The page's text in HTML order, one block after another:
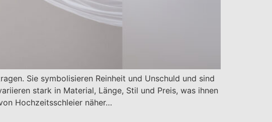
Sie symbolisieren Reinheit und Unschuld und sind
stark in Material, Länge, Stil und Preis, was ihnen
Hochzeitsschleier näher…